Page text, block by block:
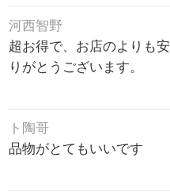
河西智野
超お得で、お店のよりも
りがとうございます。
ト陶哥
品物がとてもいいです